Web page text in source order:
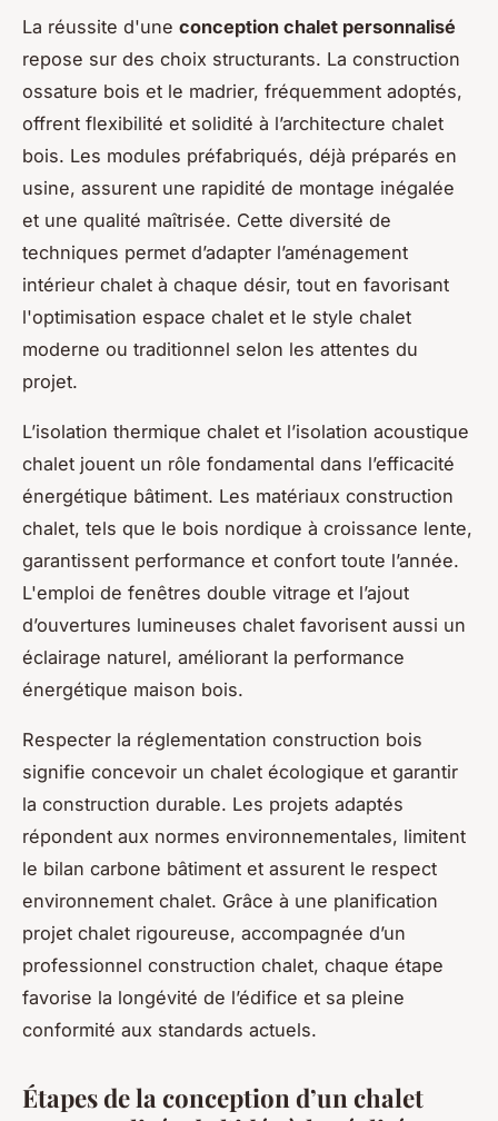
La réussite d'une conception chalet personnalisé
repose sur des choix structurants. La construction
ossature bois et le madrier, fréquemment adoptés,
offrent flexibilité et solidité à l’architecture chalet
bois. Les modules préfabriqués, déjà préparés en
usine, assurent une rapidité de montage inégalée
et une qualité maîtrisée. Cette diversité de
techniques permet d’adapter l’aménagement
intérieur chalet à chaque désir, tout en favorisant
l'optimisation espace chalet et le style chalet
moderne ou traditionnel selon les attentes du
projet.
L’isolation thermique chalet et l’isolation acoustique
chalet jouent un rôle fondamental dans l’efficacité
énergétique bâtiment. Les matériaux construction
chalet, tels que le bois nordique à croissance lente,
garantissent performance et confort toute l’année.
L'emploi de fenêtres double vitrage et l’ajout
d’ouvertures lumineuses chalet favorisent aussi un
éclairage naturel, améliorant la performance
énergétique maison bois.
Respecter la réglementation construction bois
signifie concevoir un chalet écologique et garantir
la construction durable. Les projets adaptés
répondent aux normes environnementales, limitent
le bilan carbone bâtiment et assurent le respect
environnement chalet. Grâce à une planification
projet chalet rigoureuse, accompagnée d’un
professionnel construction chalet, chaque étape
favorise la longévité de l’édifice et sa pleine
conformité aux standards actuels.
Étapes de la conception d’un chalet